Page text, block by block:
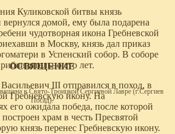
ОСВЯЩЕНИЕ
в Свято-Троицкой Сергиевой Лавре (г.Сергиев
Посад).
Куликовской битвы князь
домой, ему была подарена
чудотворная икона Гребневской
в Москву, князь дал приказ
в Успенский собор. В соборе
сто лет.
III отправился в поход, в
Гребневскую икону. На
его ожидала победа, после которой
храм в честь Пресвятой
князь перенес Гребневскую икону.